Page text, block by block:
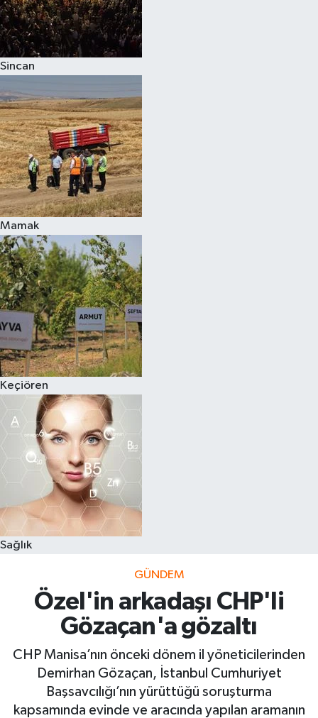
Sincan
Mamak
Keçiören
Sağlık
GÜNDEM
Özel'in arkadaşı CHP'li
Gözaçan'a gözaltı
CHP Manisa’nın önceki dönem il yöneticilerinden
Demirhan Gözaçan, İstanbul Cumhuriyet
Başsavcılığı’nın yürüttüğü soruşturma
kapsamında evinde ve aracında yapılan aramanın